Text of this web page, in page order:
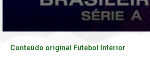
Conteúdo original Futebol Interior